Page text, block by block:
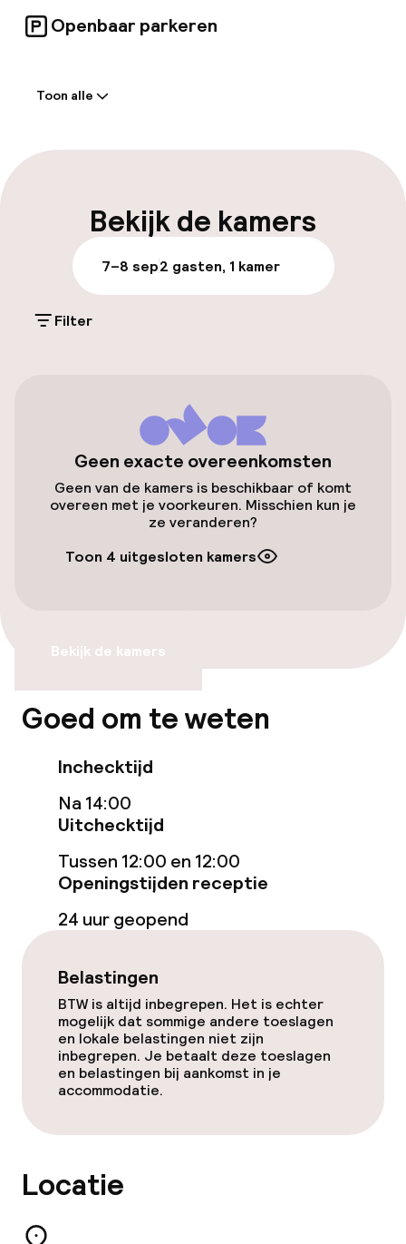
Openbaar parkeren
Meertalige medewerkers
Parkeren & mobiliteit
Parkeergelegenheid op eigen terrein
(buiten)
Fietsenstalling
Toegankelijkheid
Zwemmen & wellness
Massage
Gratis wifi
Tuin
Terras
TV lounge
Eet- en drinkgelegenheden
Bar
Eet- en drinkdiensten
Roomservice
Schoonmaakvoorzieningen
Toon alle
Bekijk de kamers
7–8 sep2 gasten, 1 kamer
Filter
Geen exacte overeenkomsten
Geen van de kamers is beschikbaar of komt
overeen met je voorkeuren. Misschien kun je
ze veranderen?
Toon 4 uitgesloten kamers
Bekijk de kamers
Goed om te weten
Inchecktijd
Na 14:00
Uitchecktijd
Tussen 12:00 en 12:00
Openingstijden receptie
24 uur geopend
Belastingen
BTW is altijd inbegrepen. Het is echter
mogelijk dat sommige andere toeslagen
en lokale belastingen niet zijn
inbegrepen. Je betaalt deze toeslagen
en belastingen bij aankomst in je
accommodatie.
Locatie